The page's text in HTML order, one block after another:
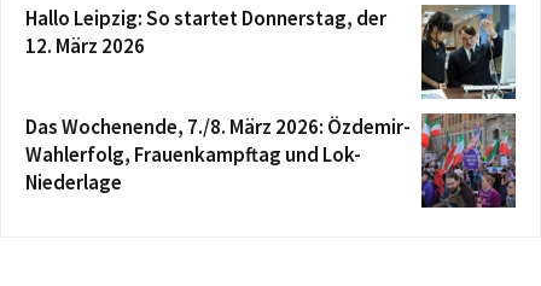
Hallo Leipzig: So startet Donnerstag, der
12. März 2026
Das Wochenende, 7./8. März 2026: Özdemir-
Wahlerfolg, Frauenkampftag und Lok-
Niederlage